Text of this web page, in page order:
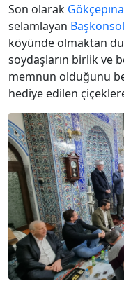
Son olarak
selamlayan
köyünde olmaktan
soydaşların birlik ve
memnun olduğunu
hediye edilen